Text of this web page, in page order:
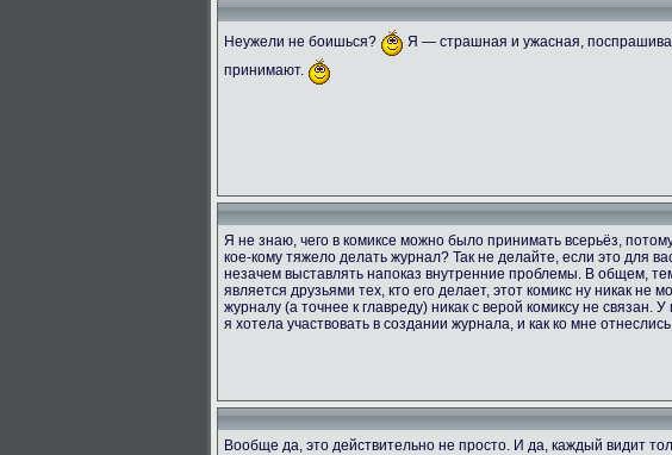
Неужели не боишься?
Я — страшная и ужасная,
принимают.
Я не знаю, чего в комиксе можно было принимать всерьёз,
кое-кому тяжело делать журнал? Так не делайте, если это для
незачем выставлять напоказ внутренние проблемы. В общем,
является друзьями тех, кто его делает, этот комикс ну никак
журналу (а точнее к главреду) никак с верой комиксу не
я хотела участвовать в создании журнала, и как ко мне
Вообще да, это действительно не просто. И да, каждый видит